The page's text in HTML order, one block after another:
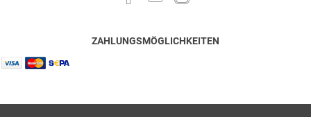
ZAHLUNGSMÖGLICHKEITEN